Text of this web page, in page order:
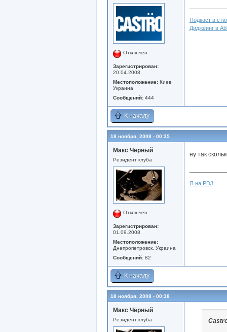
Отключен
Зарегистрирован:
20.04.2008
Местоположение: Киев,
Украина
Сообщений: 444
Подкаст в
Диджеинг в
К началу
18 ноября, 2008 - 00:35
Макс Чёрный
Резидент клуба
Отключен
Зарегистрирован:
01.09.2008
Местоположение:
Днепропетровск, Украина
Сообщений: 82
ну так
Я на PDJ
К началу
18 ноября, 2008 - 00:38
Макс Чёрный
Резидент клуба